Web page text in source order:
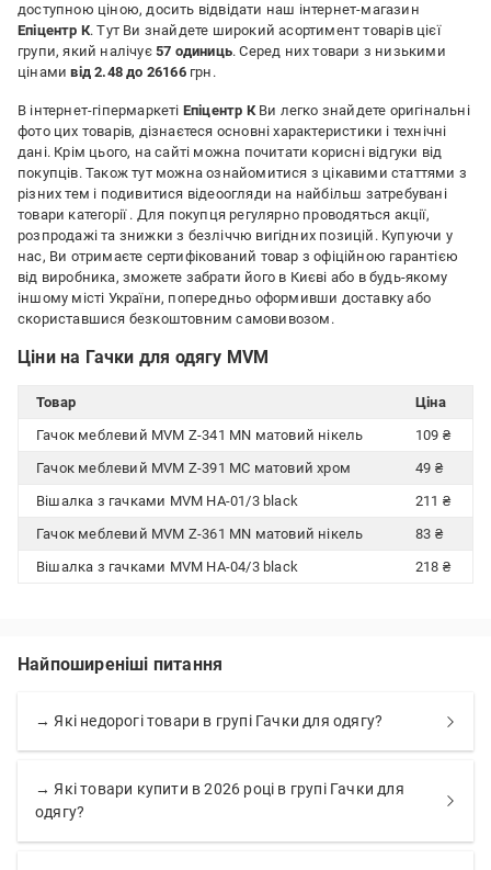
доступною ціною, досить відвідати наш інтернет-магазин
Епіцентр К. Тут Ви знайдете широкий асортимент товарів цієї
групи, який налічує 57 одиниць. Серед них товари з низькими
цінамивід 2.48 до 26166грн.
В інтернет-гіпермаркеті Епіцентр КВи легко знайдете оригінальні
фото цих товарів, дізнаєтеся основні характеристики і технічні
дані. Крім цього, на сайті можна почитати корисні відгуки від
покупців. Також тут можна ознайомитися з цікавими статтями з
різних тем і подивитися відеоогляди на найбільш затребувані
товари категорії . Для покупця регулярно проводяться акції,
розпродажі та знижки з безліччю вигідних позицій. Купуючи у
нас, Ви отримаєте сертифікований товар з офіційною гарантією
від виробника, зможете забрати його в Києві або в будь-якому
іншому місті України, попередньо оформивши доставку або
скориставшися безкоштовним самовивозом.
Ціни на Гачки для одягу MVM
Товар
Ціна
Гачок меблевий MVM Z-341 MN матовий нікель
109 ₴
Гачок меблевий MVM Z-391 MC матовий хром
49 ₴
Вішалка з гачками MVM HA-01/3 black
211 ₴
Гачок меблевий MVM Z-361 MN матовий нікель
83 ₴
Вішалка з гачками MVM HA-04/3 black
218 ₴
Найпоширеніші питання
→ Які недорогі товари в групі Гачки для одягу?
→ Які товари купити в 2026 році в групі Гачки для
одягу?